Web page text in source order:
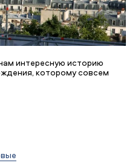
интересную историю
которому совсем